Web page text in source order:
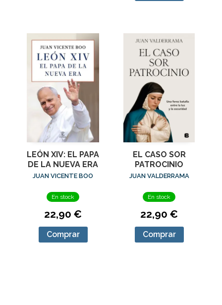
LEÓN XIV: EL PAPA
DE LA NUEVA ERA
JUAN VICENTE BOO
En stock
22,90 €
Comprar
EL CASO SOR
PATROCINIO
JUAN VALDERRAMA
En stock
22,90 €
Comprar